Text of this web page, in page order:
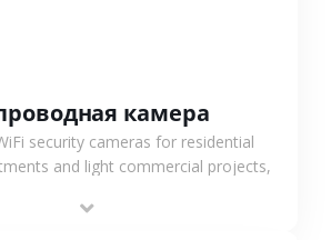
камера
security cameras for residential
and light commercial projects,
surveillance solutions.